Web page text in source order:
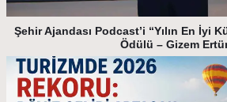
Şehir Ajandası Podcast’i “Yılın En İyi
Ödülü – Gizem